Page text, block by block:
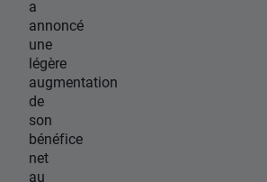
a
annoncé
une
légère
augmentation
de
son
bénéfice
net
au